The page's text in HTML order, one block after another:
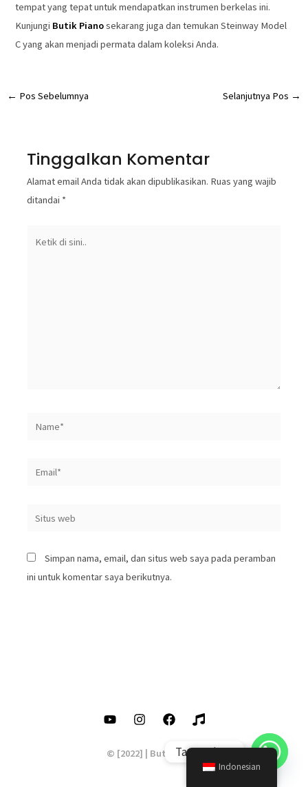
tempat yang tepat untuk mendapatkan instrumen berkelas ini.
Kunjungi Butik Pianosekarang juga dan temukan Steinway Model
C yang akan menjadi permata dalam koleksi Anda.
← Pos Sebelumnya Selanjutnya Pos →
Tinggalkan Komentar
Alamat email Anda tidak akan dipublikasikan. Ruas yang wajib
ditandai *
Simpan nama, email, dan situs web saya pada peramban
ini untuk komentar saya berikutnya.
© [2022] | Butik Piano
Indonesian
Tanya Piano